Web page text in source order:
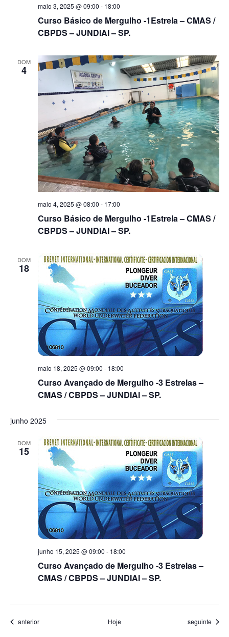
Curso Básico de Mergulho -1Estrela – CMAS /
CBPDS – JUNDIAI – SP.
maio 3, 2025 @ 09:00 - 18:00
DOM
4
Curso Básico de Mergulho -1Estrela – CMAS /
CBPDS – JUNDIAI – SP.
maio 4, 2025 @ 08:00 - 17:00
DOM
18
Curso Avançado de Mergulho -3 Estrelas –
CMAS / CBPDS – JUNDIAI – SP.
maio 18, 2025 @ 09:00 - 18:00
junho 2025
DOM
15
Curso Avançado de Mergulho -3 Estrelas –
CMAS / CBPDS – JUNDIAI – SP.
junho 15, 2025 @ 09:00 - 18:00
Eventos
anterior Hoje Eventos
seguinte